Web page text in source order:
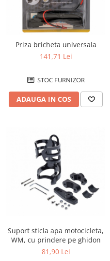
Priza bricheta universala
141,71 Lei
STOC FURNIZOR
ADAUGA IN COS
Suport sticla apa motocicleta,
WM, cu prindere pe ghidon
81,90 Lei